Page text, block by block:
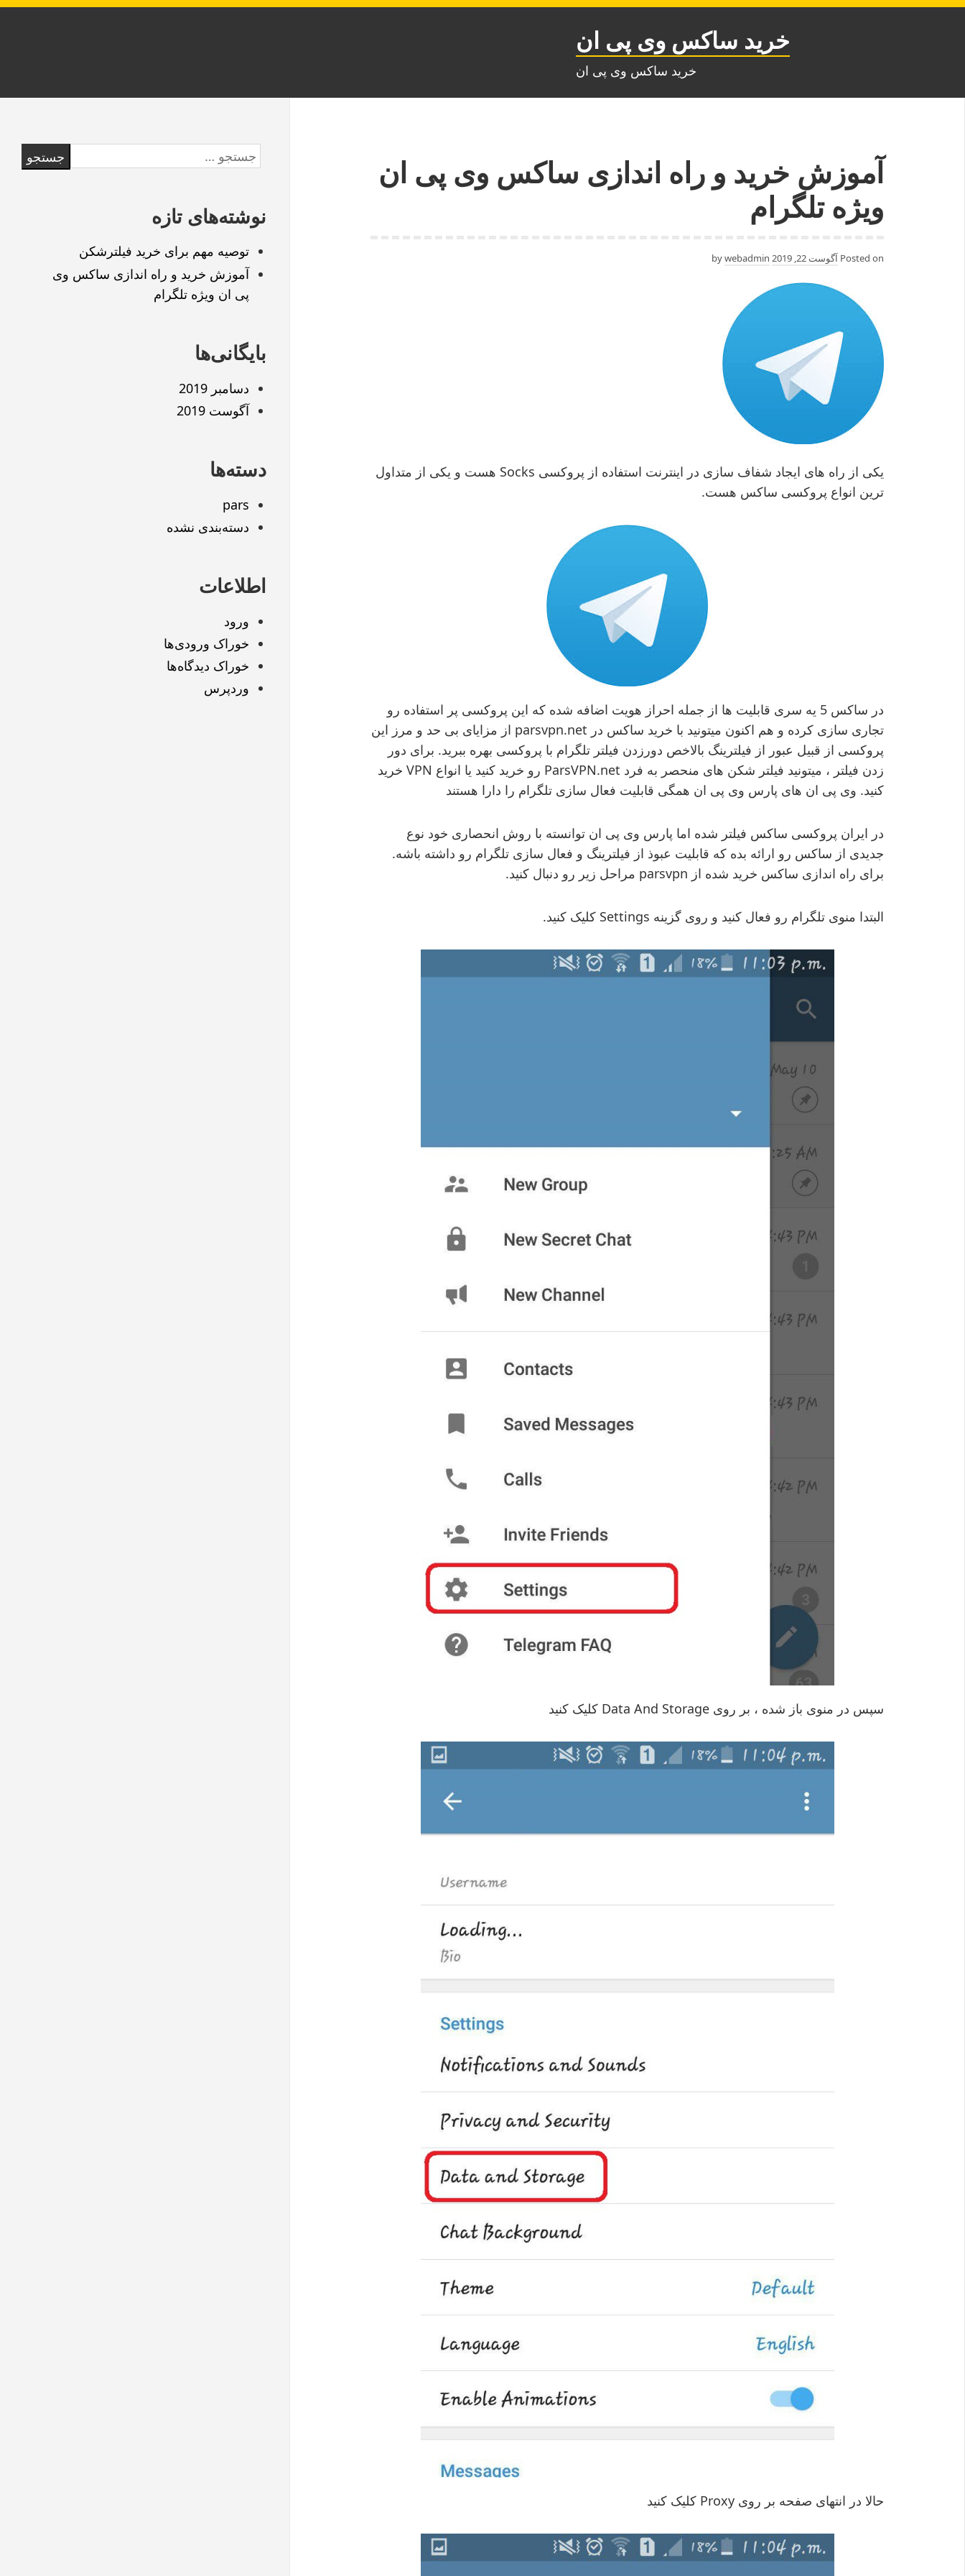
Skip
خرید ساکس وی پی ان
خرید ساکس وی پی ان
آموزش خرید و راه اندازی ساکس وی پی ان
ویژه تلگرام
Posted on آگوست 22, 2019 webadmin
یکی از راه های ایجاد شفاف سازی در اینترنت استفاده از پروکسی Socks هست و یکی از متداول
ترین انواع پروکسی ساکس هست.
در ساکس 5 یه سری قابلیت ها از جمله احراز هویت اضافه شده که این پروکسی پر استفاده رو
تجاری سازی کرده و هم اکنون میتونید با خرید ساکس در parsvpn.net از مزایای بی حد و مرز این
پروکسی از قبیل عبور از فیلترینگ بالاخص دورزدن فیلتر تلگرام با پروکسی بهره ببرید. برای دور
زدن فیلتر ، میتونید فیلتر شکن های منحصر به فرد ParsVPN.net رو خرید کنید یا انواع VPN خرید
کنید. وی پی ان های پارس وی پی ان همگی قابلیت فعال سازی تلگرام را دارا هستند
در ایران پروکسی ساکس فیلتر شده اما پارس وی پی ان توانسته با روش انحصاری خود نوع
جدیدی از ساکس رو ارائه بده که قابلیت عبوذ از فیلترینگ و فعال سازی تلگرام رو داشته باشه.
برای راه اندازی ساکس خرید شده از parsvpn مراحل زیر رو دنبال کنید.
البتدا منوی تلگرام رو فعال کنید و روی گزینه Settings کلیک کنید.
سپس در منوی باز شده ، بر روی Data And Storage کلیک کنید
حالا در انتهای صفحه بر روی Proxy کلیک کنید
Skip
to
جستجو
برای:
نوشته‌های تازه
توصیه مهم برای خرید فیلترشکن
آموزش خرید و راه اندازی ساکس وی
پی ان ویژه تلگرام
بایگانی‌ها
دسامبر 2019
آگوست 2019
دسته‌ها
pars
دسته‌بندی نشده
اطلاعات
ورود
خوراک ورودی‌ها
خوراک دیدگاه‌ها
وردپرس